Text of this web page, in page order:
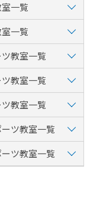
一覧
一覧
教室一覧
教室一覧
教室一覧
ツ教室一覧
ツ教室一覧